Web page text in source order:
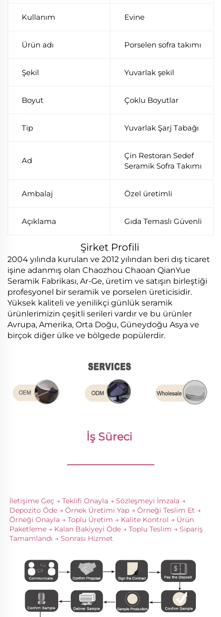
Kullanım Evine
Ürün adı Porselen sofra takımı
Şekil Yuvarlak şekil
Boyut Çoklu Boyutlar
Tip Yuvarlak Şarj Tabağı
Ad
Çin Restoran Sedef
Seramik Sofra Takımı
Ambalaj Özel üretimli
Açıklama Gıda Temaslı Güvenli
Şirket Profili
2004 yılında kurulan ve 2012 yılından beri dış ticaret
işine adanmış olan Chaozhou Chaoan QianYue
Seramik Fabrikası, Ar-Ge, üretim ve satışın birleştiği
profesyonel bir seramik ve porselen üreticisidir.
Yüksek kaliteli ve yenilikçi günlük seramik
ürünlerimizin çeşitli serileri vardır ve bu ürünler
Avrupa, Amerika, Orta Doğu, Güneydoğu Asya ve
birçok diğer ülke ve bölgede popülerdir.
İş Süreci
________________
İletişime Geç → Teklifi Onayla → Sözleşmeyi İmzala →
Depozito Öde → Örnek Üretimi Yap → Örneği Teslim Et →
Örneği Onayla → Toplu Üretim → Kalite Kontrol → Ürün
Paketleme → Kalan Bakiyeyi Öde → Toplu Teslim → Sipariş
Tamamlandı → Sonrası Hizmet